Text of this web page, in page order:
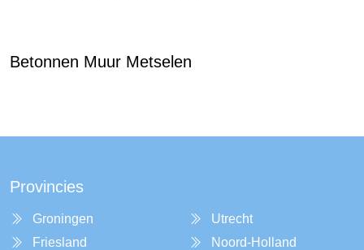
Betonnen Muur Metselen
Provincies
Groningen
Friesland
Utrecht
Noord-Holland